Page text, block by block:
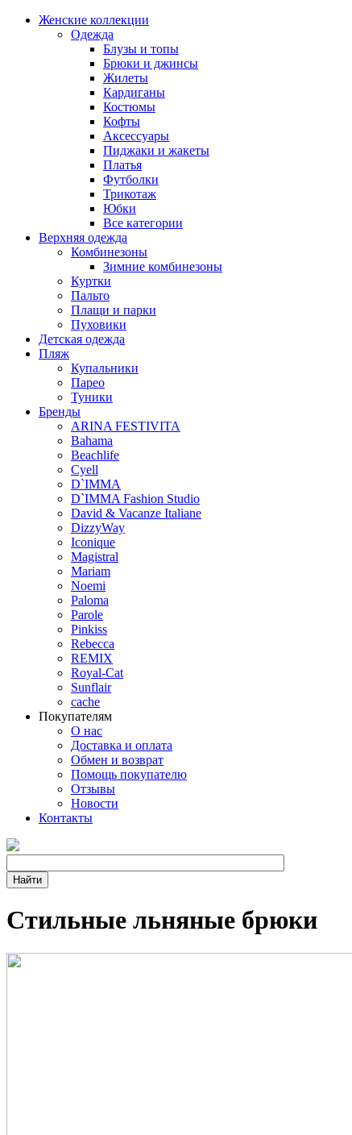
Женские коллекции
Одежда
Блузы и топы
Брюки и джинсы
Жилеты
Кардиганы
Костюмы
Кофты
Аксессуары
Пиджаки и жакеты
Платья
Футболки
Трикотаж
Юбки
Все категории
Верхняя одежда
Комбинезоны
Зимние комбинезоны
Куртки
Пальто
Плащи и парки
Пуховики
Детская одежда
Пляж
Купальники
Парео
Туники
Бренды
ARINA FESTIVITA
Bahama
Beachlife
Cyell
D`IMMA
D`IMMA Fashion Studio
David & Vacanze Italiane
DizzyWay
Iconique
Magistral
Mariam
Noemi
Paloma
Parole
Pinkiss
Rebecca
REMIX
Royal-Cat
Sunflair
cache
Покупателям
О нас
Доставка и оплата
Обмен и возврат
Помощь покупателю
Отзывы
Новости
Контакты
Стильные льняные брюки